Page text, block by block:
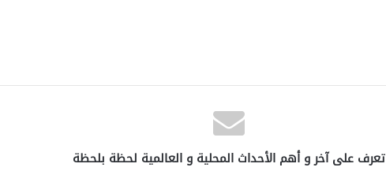
تعرف على آخر و أهم الأحداث المحلية و العالمية لحظة بلحظة